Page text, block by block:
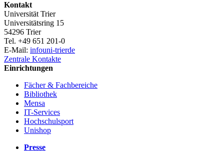
Kontakt
Universität Trier
Universitätsring 15
54296 Trier
Tel. +49 651 201-0
E-Mail: infouni-trierde
Zentrale Kontakte
Einrichtungen
Fächer & Fachbereiche
Bibliothek
Mensa
IT-Services
Hochschulsport
Unishop
Presse